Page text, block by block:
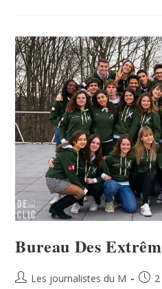
Bureau Des
Les journalistes du M